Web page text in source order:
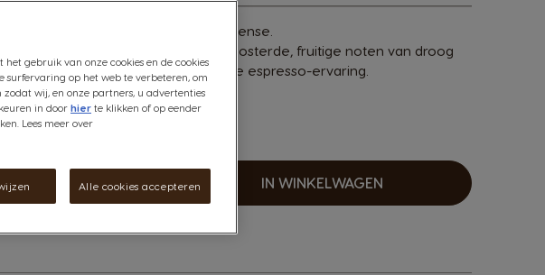
smaak van de Espresso Intense.
bestaat uit een melange van geroosterde, fruitige noten van droog
speciaal gebrand voor een intensere espresso-ervaring.
Verhogen
IN WINKELWAGEN
gebruik van onze cookies en de cookies
op het web te verbeteren, om
wij, en onze partners, u advertenties
in door hier te klikken of op eender
Lees meer over
Alle cookies accepteren